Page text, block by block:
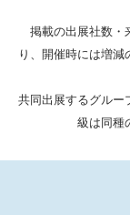
掲載の出展社数・
り、開催時には増
共同出展するグルー
級は同種